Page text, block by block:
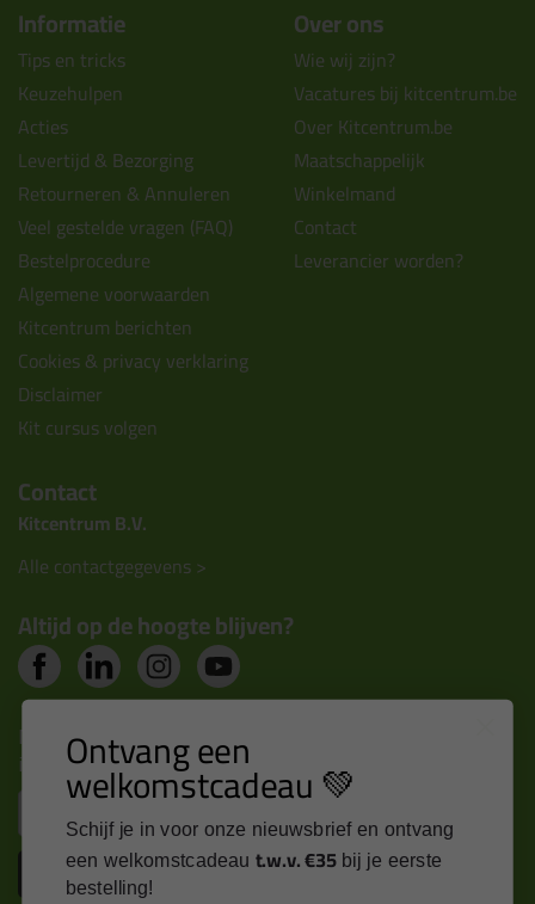
Informatie
Tips en tricks
Keuzehulpen
Acties
Levertijd & Bezorging
Retourneren & Annuleren
Veel gestelde vragen (FAQ)
Bestelprocedure
Algemene voorwaarden
Kitcentrum berichten
Cookies & privacy verklaring
Disclaimer
Kit cursus volgen
Over ons
Wie wij zijn?
Vacatures bij kitcentrum.be
Over Kitcentrum.be
Maatschappelijk
Winkelmand
Contact
Leverancier worden?
Contact
Kitcentrum B.V.
Alle contactgegevens >
Altijd op de hoogte blijven?
Nieuws, tips en exclusieve deals rechtstreeks in je
inbox
Inschrijven
Ontvang een
welkomstcadeau 💚
Schijf je in voor onze nieuwsbrief en ontvang
een welkomstcadeau t.w.v. €35 bij je eerste
bestelling!